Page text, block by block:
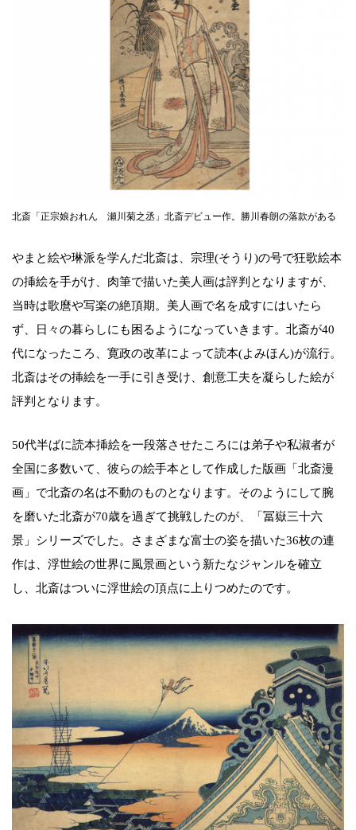
北斎「正宗娘おれん 瀬川菊之丞」北斎デビュー作。勝川春朗の落款がある
やまと絵や琳派を学んだ北斎は、宗理(そうり)の号で狂歌絵本
の挿絵を手がけ、肉筆で描いた美人画は評判となりますが、
当時は歌麿や写楽の絶頂期。美人画で名を成すにはいたら
ず、日々の暮らしにも困るようになっていきます。北斎が40
代になったころ、寛政の改革によって読本(よみほん)が流行。
北斎はその挿絵を一手に引き受け、創意工夫を凝らした絵が
評判となります。
50代半ばに読本挿絵を一段落させたころには弟子や私淑者が
全国に多数いて、彼らの絵手本として作成した版画「北斎漫
画」で北斎の名は不動のものとなります。そのようにして腕
を磨いた北斎が70歳を過ぎて挑戦したのが、「冨嶽三十六
景」シリーズでした。さまざまな富士の姿を描いた36枚の連
作は、浮世絵の世界に風景画という新たなジャンルを確立
し、北斎はついに浮世絵の頂点に上りつめたのです。